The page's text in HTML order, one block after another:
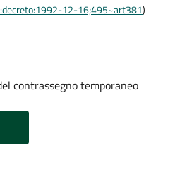
12-16;495~art381)
contrassegno temporaneo